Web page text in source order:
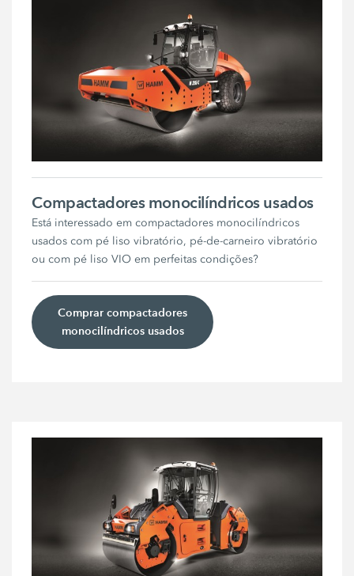
Compactadores monocilíndricos usados
Está interessado em compactadores monocilíndricos
usados com pé liso vibratório, pé-de-carneiro vibratório
ou com pé liso VIO em perfeitas condições?
Comprar compactadores
monocilíndricos usados